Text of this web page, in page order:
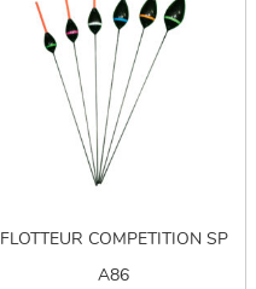
FLOTTEUR COMPETITION SP
A86